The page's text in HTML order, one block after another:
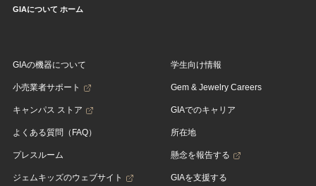
GIAについて ホーム
GIAの機器について
小売業者サポート
キャンパス ストア
よくある質問（FAQ）
プレスルーム
ジェムキッズのウェブサイト
学生向け情報
Gem & Jewelry Careers
GIAでのキャリア
所在地
懸念を報告する
GIAを支援する